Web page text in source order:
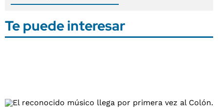
Te puede interesar